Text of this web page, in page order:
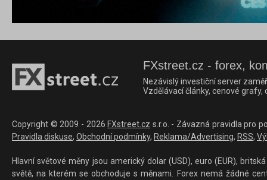
FXstreet.cz - forex,
Nezávislý investiční server
Vzdělávací články, cenové
Copyright © 2009 - 2026FXstreet.cz s.r.o. - Závazná pravidla pro
Pravidla diskuse, Obchodní podmínky, Reklama/Advertising, RSS,
Hlavní světové měny jsou americký dolar (USD), euro (EUR),
světě, na kterém se obchoduje s měnami. Forex nemá žádné